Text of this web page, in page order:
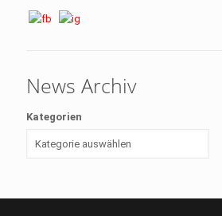
News Archiv
Kategorien